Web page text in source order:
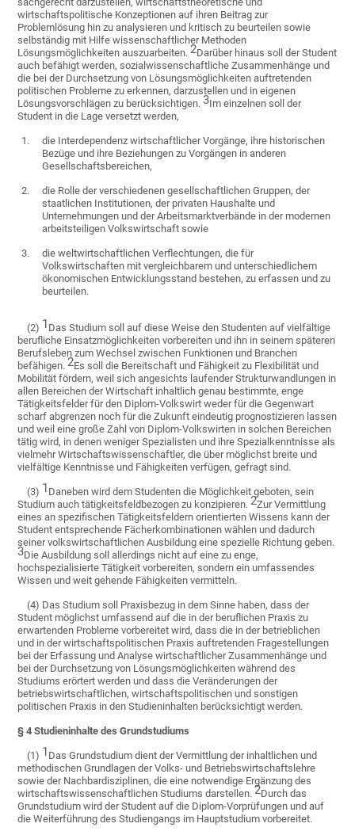
wirtschaftspolitische Konzeptionen auf ihren Beitrag zur
Problemlösung hin zu analysieren und kritisch zu beurteilen sowie
selbständig mit Hilfe wissenschaftlicher Methoden
Lösungsmöglichkeiten auszuarbeiten. 2Darüber hinaus soll der Student
auch befähigt werden, sozialwissenschaftliche Zusammenhänge und
die bei der Durchsetzung von Lösungsmöglichkeiten auftretenden
politischen Probleme zu erkennen, darzustellen und in eigenen
Lösungsvorschlägen zu berücksichtigen.3Im einzelnen soll der
Student in die Lage versetzt werden,
1.
die Interdependenz wirtschaftlicher Vorgänge, ihre historischen
Bezüge und ihre Beziehungen zu Vorgängen in anderen
Gesellschaftsbereichen,
2.
die Rolle der verschiedenen gesellschaftlichen Gruppen, der
staatlichen Institutionen, der privaten Haushalte und
Unternehmungen und der Arbeitsmarktverbände in der modernen
arbeitsteiligen Volkswirtschaft sowie
3.
die weltwirtschaftlichen Verflechtungen, die für
Volkswirtschaften mit vergleichbarem und unterschiedlichem
ökonomischen Entwicklungsstand bestehen, zu erfassen und zu
beurteilen.
(2) 1 Das Studium soll auf diese Weise den Studenten auf vielfältige
berufliche Einsatzmöglichkeiten vorbereiten und ihn in seinem späteren
Berufsleben zum Wechsel zwischen Funktionen und Branchen
befähigen. 2Es soll die Bereitschaft und Fähigkeit zu Flexibilität und
Mobilität fördern, weil sich angesichts laufender Strukturwandlungen in
allen Bereichen der Wirtschaft inhaltlich genau bestimmte, enge
Tätigkeitsfelder für den Diplom-Volkswirt weder für die Gegenwart
scharf abgrenzen noch für die Zukunft eindeutig prognostizieren lassen
und weil eine große Zahl von Diplom-Volkswirten in solchen Bereichen
tätig wird, in denen weniger Spezialisten und ihre Spezialkenntnisse als
vielmehr Wirtschaftswissenschaftler, die über möglichst breite und
vielfältige Kenntnisse und Fähigkeiten verfügen, gefragt sind.
(3) 1 Daneben wird dem Studenten die Möglichkeit geboten, sein
Studium auch tätigkeitsfeldbezogen zu konzipieren. 2Zur Vermittlung
eines an spezifischen Tätigkeitsfeldern orientierten Wissens kann der
Student entsprechende Fächerkombinationen wählen und dadurch
seiner volkswirtschaftlichen Ausbildung eine spezielle Richtung geben.
3Die Ausbildung soll allerdings nicht auf eine zu enge,
hochspezialisierte Tätigkeit vorbereiten, sondern ein umfassendes
Wissen und weit gehende Fähigkeiten vermitteln.
(4) Das Studium soll Praxisbezug in dem Sinne haben, dass der
Student möglichst umfassend auf die in der beruflichen Praxis zu
erwartenden Probleme vorbereitet wird, dass die in der betrieblichen
und in der wirtschaftspolitischen Praxis auftretenden Fragestellungen
bei der Erfassung und Analyse wirtschaftlicher Zusammenhänge und
bei der Durchsetzung von Lösungsmöglichkeiten während des
Studiums erörtert werden und dass die Veränderungen der
betriebswirtschaftlichen, wirtschaftspolitischen und sonstigen
politischen Praxis in den Studieninhalten berücksichtigt werden.
§ 4 Studieninhalte des Grundstudiums
(1) 1 Das Grundstudium dient der Vermittlung der inhaltlichen und
methodischen Grundlagen der Volks- und Betriebswirtschaftslehre
sowie der Nachbardisziplinen, die eine notwendige Ergänzung des
wirtschaftswissenschaftlichen Studiums darstellen. 2Durch das
Grundstudium wird der Student auf die Diplom-Vorprüfungen und auf
die Weiterführung des Studiengangs im Hauptstudium vorbereitet.